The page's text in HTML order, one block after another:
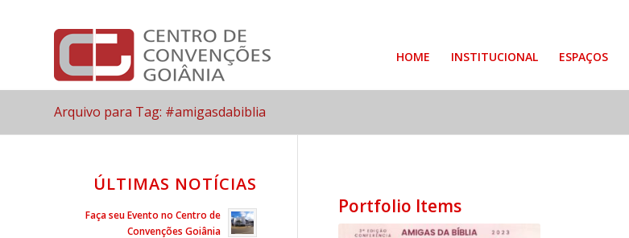
HOME INSTITUCIONAL ESPAÇOS
Arquivo para Tag: #amigasdabiblia
Portfolio Items
ÚLTIMAS NOTÍCIAS
Faça seu Evento no Centro de
Convenções Goiânia